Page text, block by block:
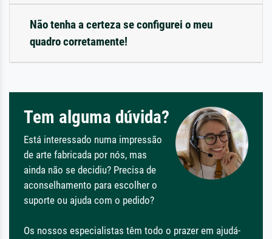
Não tenha a certeza se configurei o meu
quadro corretamente!
Tem alguma dúvida?
Está interessado numa impressão
de arte fabricada por nós, mas
ainda não se decidiu? Precisa de
aconselhamento para escolher o
suporte ou ajuda com o pedido?
Os nossos especialistas têm todo o prazer em ajudá-